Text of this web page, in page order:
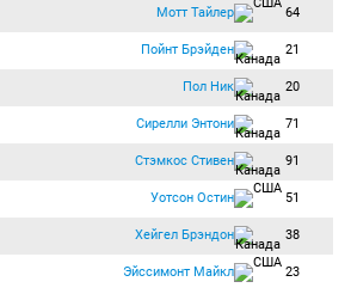
Мотт Тайлер 64
Пойнт Брэйден 21
Пол Ник 20
Сирелли Энтони 71
Стэмкос Стивен 91
Уотсон Остин 51
Хейгел Брэндон 38
Эйссимонт Майкл 23